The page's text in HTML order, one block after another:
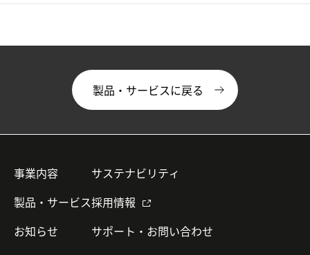
製品・サービスに戻る
事業内容
製品・サービス
お知らせ
サステナビリティ
採用情報
サポート・お問い合わせ